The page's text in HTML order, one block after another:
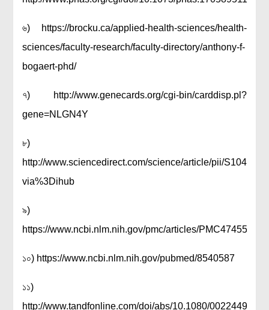
৬) https://brocku.ca/applied-health-sciences/health-
sciences/faculty-research/faculty-directory/anthony-f-
bogaert-phd/
৭) http://www.genecards.org/cgi-bin/carddisp.pl?
gene=NLGN4Y
৮)
http://www.sciencedirect.com/science/article/pii/
via%3Dihub
৯)
https://www.ncbi.nlm.nih.gov/pmc/articles/PMC4745584/
১০) https://www.ncbi.nlm.nih.gov/pubmed/8540587
১১)
http://www.tandfonline.com/doi/abs/10.1080/